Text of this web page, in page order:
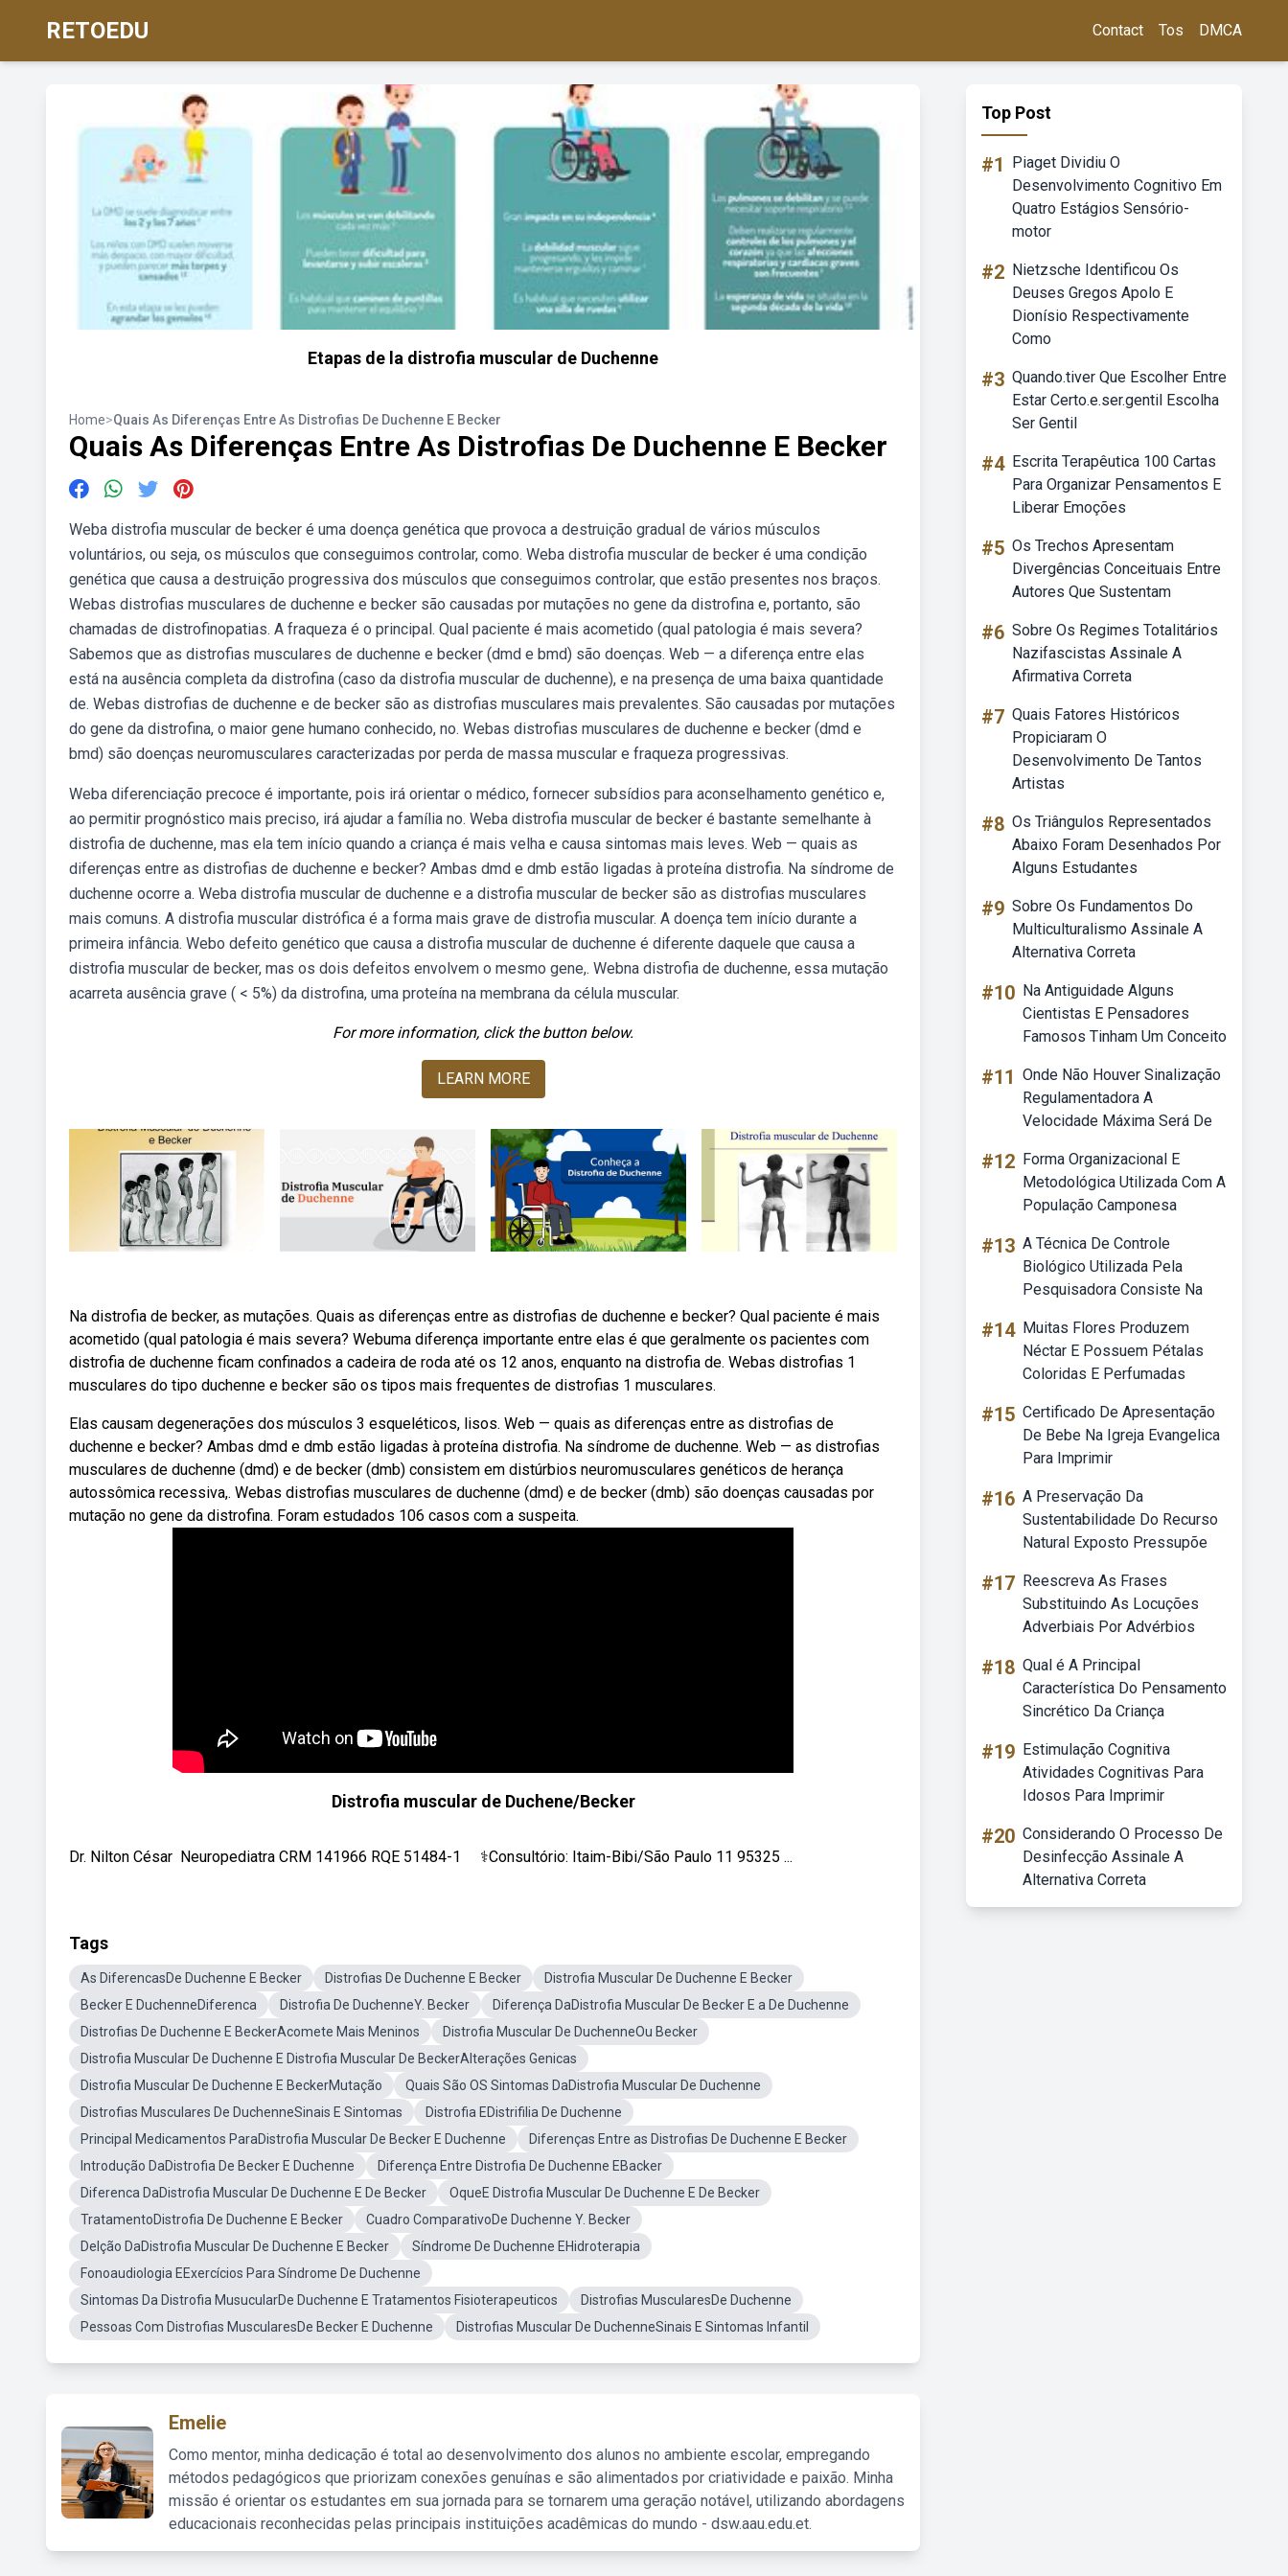
RETOEDU Contact Tos DMCA
Etapas de la distrofia muscular de Duchenne
Home>Quais As Diferenças Entre As Distrofias De Duchenne E Becker
Quais As Diferenças Entre As Distrofias De Duchenne E Becker
Weba distrofia muscular de becker é uma doença genética que provoca a destruição gradual de vários músculos
voluntários, ou seja, os músculos que conseguimos controlar, como. Weba distrofia muscular de becker é uma condição
genética que causa a destruição progressiva dos músculos que conseguimos controlar, que estão presentes nos braços.
Webas distrofias musculares de duchenne e becker são causadas por mutações no gene da distrofina e, portanto, são
chamadas de distrofinopatias. A fraqueza é o principal. Qual paciente é mais acometido (qual patologia é mais severa?
Sabemos que as distrofias musculares de duchenne e becker (dmd e bmd) são doenças. Web — a diferença entre elas
está na ausência completa da distrofina (caso da distrofia muscular de duchenne), e na presença de uma baixa quantidade
de. Webas distrofias de duchenne e de becker são as distrofias musculares mais prevalentes. São causadas por mutações
do gene da distrofina, o maior gene humano conhecido, no. Webas distrofias musculares de duchenne e becker (dmd e
bmd) são doenças neuromusculares caracterizadas por perda de massa muscular e fraqueza progressivas.
Weba diferenciação precoce é importante, pois irá orientar o médico, fornecer subsídios para aconselhamento genético e,
ao permitir prognóstico mais preciso, irá ajudar a família no. Weba distrofia muscular de becker é bastante semelhante à
distrofia de duchenne, mas ela tem início quando a criança é mais velha e causa sintomas mais leves. Web — quais as
diferenças entre as distrofias de duchenne e becker? Ambas dmd e dmb estão ligadas à proteína distrofia. Na síndrome de
duchenne ocorre a. Weba distrofia muscular de duchenne e a distrofia muscular de becker são as distrofias musculares
mais comuns. A distrofia muscular distrófica é a forma mais grave de distrofia muscular. A doença tem início durante a
primeira infância. Webo defeito genético que causa a distrofia muscular de duchenne é diferente daquele que causa a
distrofia muscular de becker, mas os dois defeitos envolvem o mesmo gene,. Webna distrofia de duchenne, essa mutação
acarreta ausência grave ( < 5%) da distrofina, uma proteína na membrana da célula muscular.
For more information, click the button below.
LEARN MORE
Na distrofia de becker, as mutações. Quais as diferenças entre as distrofias de duchenne e becker? Qual paciente é mais
acometido (qual patologia é mais severa? Webuma diferença importante entre elas é que geralmente os pacientes com
distrofia de duchenne ficam confinados a cadeira de roda até os 12 anos, enquanto na distrofia de. Webas distrofias 1
musculares do tipo duchenne e becker são os tipos mais frequentes de distrofias 1 musculares.
Elas causam degenerações dos músculos 3 esqueléticos, lisos. Web — quais as diferenças entre as distrofias de
duchenne e becker? Ambas dmd e dmb estão ligadas à proteína distrofia. Na síndrome de duchenne. Web — as distrofias
musculares de duchenne (dmd) e de becker (dmb) consistem em distúrbios neuromusculares genéticos de herança
autossômica recessiva,. Webas distrofias musculares de duchenne (dmd) e de becker (dmb) são doenças causadas por
mutação no gene da distrofina. Foram estudados 106 casos com a suspeita.
Distrofia muscular de Duchene/Becker
Dr. Nilton César ⁣⁣ Neuropediatra⁣⁣ CRM 141966 RQE 51484-1⁣ ⠀ ⚕️Consultório:⁣ Itaim-Bibi/São Paulo 11 95325 ...
Tags
As DiferencasDe Duchenne E Becker Distrofias De Duchenne E Becker
Distrofia Muscular De Duchenne E Becker
Becker E DuchenneDiferenca
Distrofia De DuchenneY. Becker
Diferença DaDistrofia Muscular De Becker E a De Duchenne
Distrofias De Duchenne E BeckerAcomete Mais Meninos
Distrofia Muscular De DuchenneOu Becker
Distrofia Muscular De Duchenne E Distrofia Muscular De BeckerAlterações Genicas
Distrofia Muscular De Duchenne E BeckerMutação
Quais São OS Sintomas DaDistrofia Muscular De Duchenne
Distrofias Musculares De DuchenneSinais E Sintomas
Distrofia EDistrifilia De Duchenne
Principal Medicamentos ParaDistrofia Muscular De Becker E Duchenne
Diferenças Entre as Distrofias De Duchenne E Becker
Introdução DaDistrofia De Becker E Duchenne
Diferença Entre Distrofia De Duchenne EBacker
Diferenca DaDistrofia Muscular De Duchenne E De Becker
OqueE Distrofia Muscular De Duchenne E De Becker
TratamentoDistrofia De Duchenne E Becker
Cuadro ComparativoDe Duchenne Y. Becker
Delção DaDistrofia Muscular De Duchenne E Becker
Síndrome De Duchenne EHidroterapia
Fonoaudiologia EExercícios Para Síndrome De Duchenne
Sintomas Da Distrofia MusucularDe Duchenne E Tratamentos Fisioterapeuticos
Distrofias MuscularesDe Duchenne
Pessoas Com Distrofias MuscularesDe Becker E Duchenne
Distrofias Muscular De DuchenneSinais E Sintomas Infantil
Emelie
Como mentor, minha dedicação é total ao desenvolvimento dos alunos no ambiente escolar, empregando
métodos pedagógicos que priorizam conexões genuínas e são alimentados por criatividade e paixão. Minha
missão é orientar os estudantes em sua jornada para se tornarem uma geração notável, utilizando abordagens
educacionais reconhecidas pelas principais instituições acadêmicas do mundo - dsw.aau.edu.et.
Top Post
#1
Piaget Dividiu O
Desenvolvimento Cognitivo Em
Quatro Estágios Sensório-
motor
#2 Nietzsche Identificou Os
Deuses Gregos Apolo E
Dionísio Respectivamente
Como
#3 Quando.tiver Que Escolher Entre
Estar Certo.e.ser.gentil Escolha
Ser Gentil
#4 Escrita Terapêutica 100 Cartas
Para Organizar Pensamentos E
Liberar Emoções
#5 Os Trechos Apresentam
Divergências Conceituais Entre
Autores Que Sustentam
#6 Sobre Os Regimes Totalitários
Nazifascistas Assinale A
Afirmativa Correta
#7 Quais Fatores Históricos
Propiciaram O
Desenvolvimento De Tantos
Artistas
#8 Os Triângulos Representados
Abaixo Foram Desenhados Por
Alguns Estudantes
#9 Sobre Os Fundamentos Do
Multiculturalismo Assinale A
Alternativa Correta
#10 Na Antiguidade Alguns
Cientistas E Pensadores
Famosos Tinham Um Conceito
#11 Onde Não Houver Sinalização
Regulamentadora A
Velocidade Máxima Será De
#12 Forma Organizacional E
Metodológica Utilizada Com A
População Camponesa
#13 A Técnica De Controle
Biológico Utilizada Pela
Pesquisadora Consiste Na
#14 Muitas Flores Produzem
Néctar E Possuem Pétalas
Coloridas E Perfumadas
#15 Certificado De Apresentação
De Bebe Na Igreja Evangelica
Para Imprimir
#16 A Preservação Da
Sustentabilidade Do Recurso
Natural Exposto Pressupõe
#17 Reescreva As Frases
Substituindo As Locuções
Adverbiais Por Advérbios
#18 Qual é A Principal
Característica Do Pensamento
Sincrético Da Criança
#19 Estimulação Cognitiva
Atividades Cognitivas Para
Idosos Para Imprimir
#20 Considerando O Processo De
Desinfecção Assinale A
Alternativa Correta